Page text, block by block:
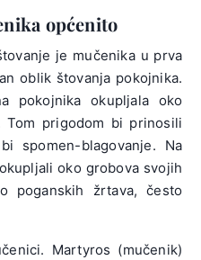
općenito
je mučenika u prva
oblik štovanja pokojnika.
pokojnika okupljala oko
Tom prigodom bi prinosili
spomen-blagovanje. Na
oko grobova svojih
poganskih žrtava, često
Martyros (mučenik)